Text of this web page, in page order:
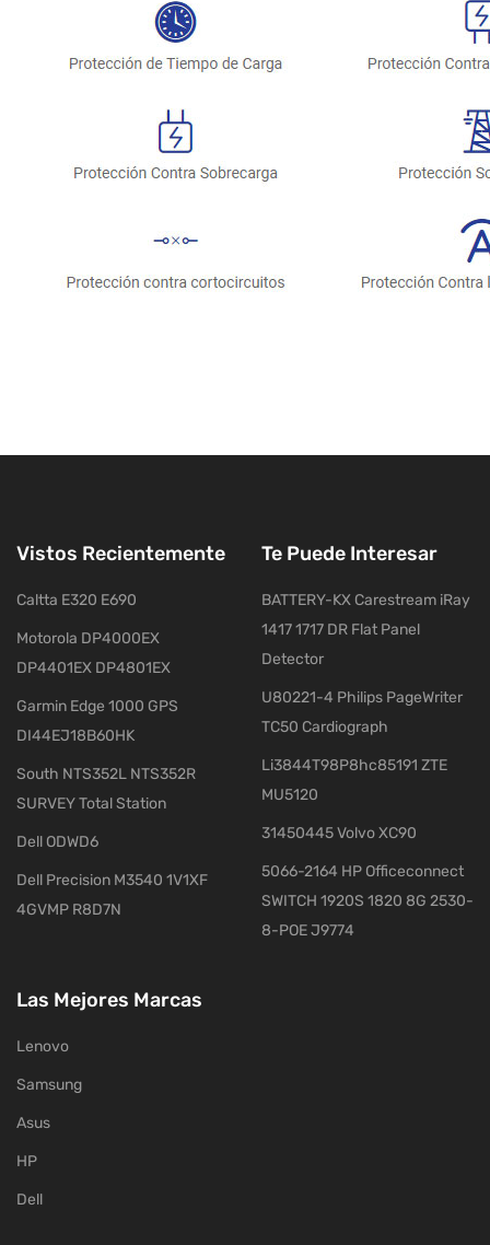
Vistos Recientemente
Caltta E320 E690
Motorola DP4000EX
DP4401EX DP4801EX
Garmin Edge 1000 GPS
DI44EJ18B60HK
South NTS352L NTS352R
SURVEY Total Station
Dell ODWD6
Dell Precision M3540 1V1XF
4GVMP R8D7N
Te Puede Interesar
BATTERY-KX Carestream iRay
1417 1717 DR Flat Panel
Detector
U80221-4 Philips PageWriter
TC50 Cardiograph
Li3844T98P8hc85191 ZTE
MU5120
31450445 Volvo XC90
5066-2164 HP Officeconnect
SWITCH 1920S 1820 8G 2530-
8-POE J9774
Las Mejores Marcas
Lenovo
Samsung
Asus
HP
Dell